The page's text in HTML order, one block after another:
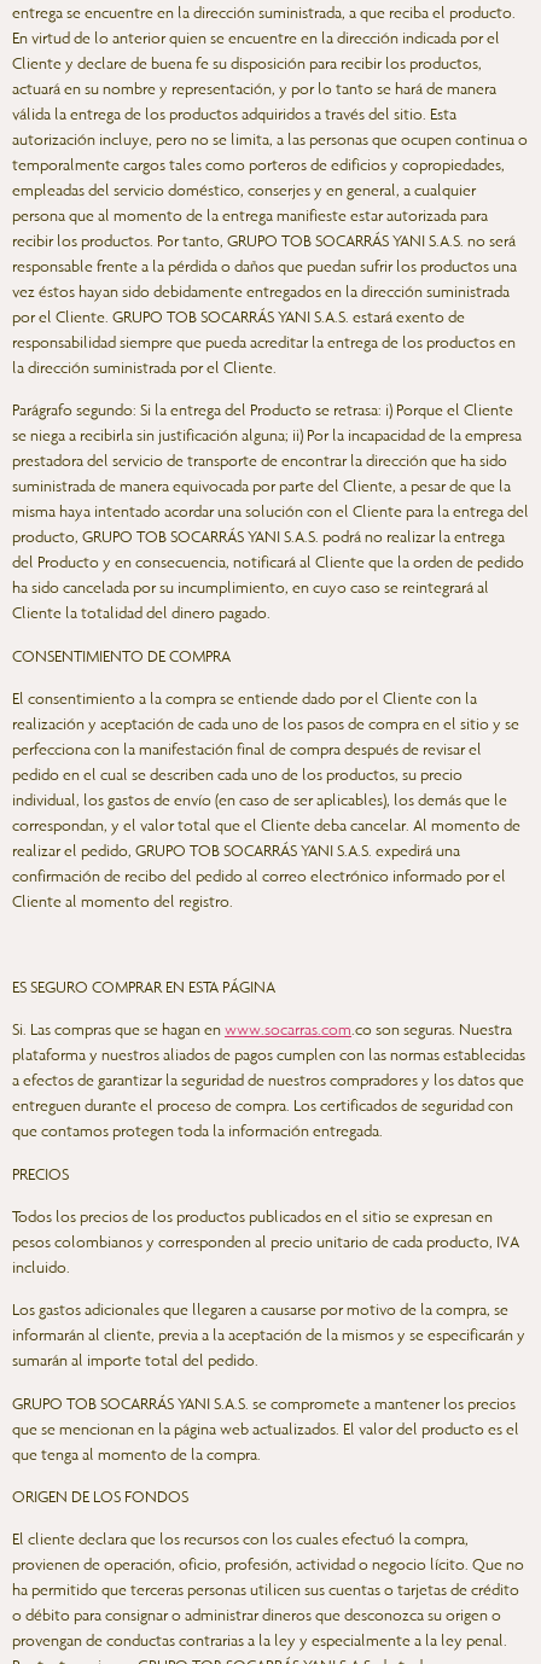
entrega se encuentre en la dirección suministrada, a que reciba el producto.
En virtud de lo anterior quien se encuentre en la dirección indicada por el
Cliente y declare de buena fe su disposición para recibir los productos,
actuará en su nombre y representación, y por lo tanto se hará de manera
válida la entrega de los productos adquiridos a través del sitio. Esta
autorización incluye, pero no se limita, a las personas que ocupen continua o
temporalmente cargos tales como porteros de edificios y copropiedades,
empleadas del servicio doméstico, conserjes y en general, a cualquier
persona que al momento de la entrega manifieste estar autorizada para
recibir los productos. Por tanto, GRUPO TOB SOCARRÁS YANI S.A.S. no será
responsable frente a la pérdida o daños que puedan sufrir los productos una
vez éstos hayan sido debidamente entregados en la dirección suministrada
por el Cliente. GRUPO TOB SOCARRÁS YANI S.A.S. estará exento de
responsabilidad siempre que pueda acreditar la entrega de los productos en
la dirección suministrada por el Cliente.
Parágrafo segundo: Si la entrega del Producto se retrasa: i) Porque el Cliente
se niega a recibirla sin justificación alguna; ii) Por la incapacidad de la empresa
prestadora del servicio de transporte de encontrar la dirección que ha sido
suministrada de manera equivocada por parte del Cliente, a pesar de que la
misma haya intentado acordar una solución con el Cliente para la entrega del
producto, GRUPO TOB SOCARRÁS YANI S.A.S. podrá no realizar la entrega
del Producto y en consecuencia, notificará al Cliente que la orden de pedido
ha sido cancelada por su incumplimiento, en cuyo caso se reintegrará al
Cliente la totalidad del dinero pagado.
CONSENTIMIENTO DE COMPRA
El consentimiento a la compra se entiende dado por el Cliente con la
realización y aceptación de cada uno de los pasos de compra en el sitio y se
perfecciona con la manifestación final de compra después de revisar el
pedido en el cual se describen cada uno de los productos, su precio
individual, los gastos de envío (en caso de ser aplicables), los demás que le
correspondan, y el valor total que el Cliente deba cancelar. Al momento de
realizar el pedido, GRUPO TOB SOCARRÁS YANI S.A.S. expedirá una
confirmación de recibo del pedido al correo electrónico informado por el
Cliente al momento del registro.
ES SEGURO COMPRAR EN ESTA PÁGINA
Si. Las compras que se hagan enwww.socarras.com.coson seguras. Nuestra
plataforma y nuestros aliados de pagos cumplen con las normas establecidas
a efectos de garantizar la seguridad de nuestros compradores y los datos que
entreguen durante el proceso de compra. Los certificados de seguridad con
que contamos protegen toda la información entregada.
PRECIOS
Todos los precios de los productos publicados en el sitio se expresan en
pesos colombianos y corresponden al precio unitario de cada producto, IVA
incluido.
Los gastos adicionales que llegaren a causarse por motivo de la compra, se
informarán al cliente, previa a la aceptación de la mismos y se especificarán y
sumarán al importe total del pedido.
GRUPO TOB SOCARRÁS YANI S.A.S. se compromete a mantener los precios
que se mencionan en la página web actualizados. El valor del producto es el
que tenga al momento de la compra.
ORIGEN DE LOS FONDOS
El cliente declara que los recursos con los cuales efectuó la compra,
provienen de operación, oficio, profesión, actividad o negocio lícito. Que no
ha permitido que terceras personas utilicen sus cuentas o tarjetas de crédito
o débito para consignar o administrar dineros que desconozca su origen o
provengan de conductas contrarias a la ley y especialmente a la ley penal.